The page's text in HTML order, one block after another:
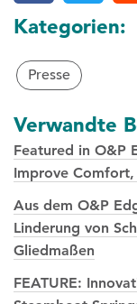
Kategorien:
Presse
Verwandte
Featured in O&P
Improve
Aus dem O&P
Linderung von
Gliedmaßen
FEATURE: